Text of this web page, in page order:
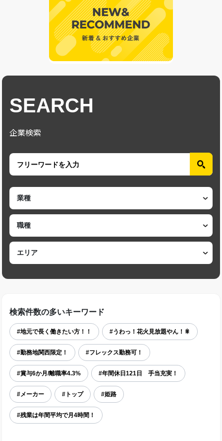
SEARCH
企業検索
検索件数の多いキーワード
#地元で長く働きたい方！！ #うわっ！花火見放題やん！🎇
#勤務地関西限定！ #フレックス勤務可！
#賞与6か月/離職率4.3% #年間休日121日 手当充実！
#メーカー #トップ #姫路
#残業は年間平均で月4時間！